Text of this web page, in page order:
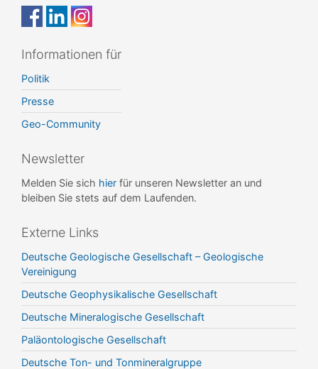
Informationen für
Politik
Presse
Geo-Community
Newsletter
Melden Sie sich hier für unseren Newsletter an und
bleiben Sie stets auf dem Laufenden.
Externe Links
Deutsche Geologische Gesellschaft – Geologische
Vereinigung
Deutsche Geophysikalische Gesellschaft
Deutsche Mineralogische Gesellschaft
Paläontologische Gesellschaft
Deutsche Ton- und Tonmineralgruppe